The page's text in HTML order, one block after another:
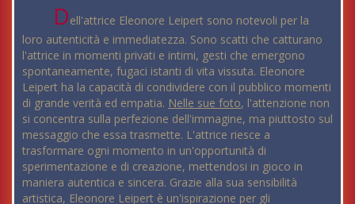
Dell'attrice Eleonore Leipert sono notevoli per la
loro autenticità e immediatezza. Sono scatti che catturano
l'attrice in momenti privati e intimi, gesti che emergono
spontaneamente, fugaci istanti di vita vissuta. Eleonore
Leipert ha la capacità di condividere con il pubblico momenti
di grande verità ed empatia. Nelle sue foto, l'attenzione non
si concentra sulla perfezione dell'immagine, ma piuttosto sul
messaggio che essa trasmette. L'attrice riesce a
trasformare ogni momento in un'opportunità di
sperimentazione e di creazione, mettendosi in gioco in
maniera autentica e sincera. Grazie alla sua sensibilità
artistica, Eleonore Leipert è un'ispirazione per gli